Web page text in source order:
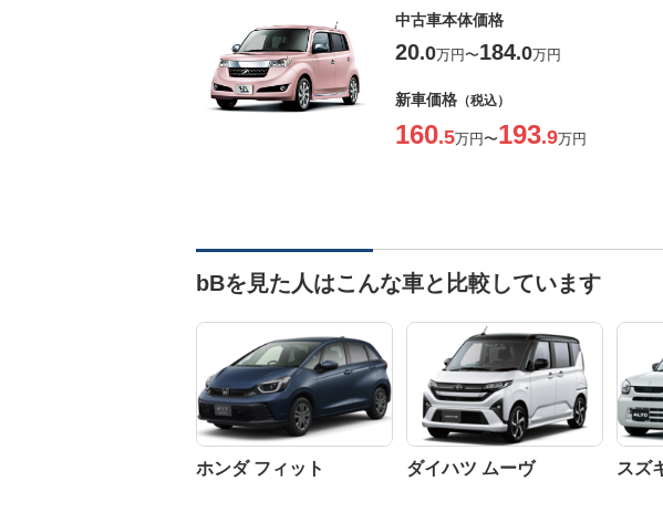
中古車本体価格
20.0万円〜184.0万円
新車価格 （税込）
160.5万円〜193.9万円
bBを見た人はこんな車と比較しています
ホンダ フィット ダイハツ ムーヴ スズ